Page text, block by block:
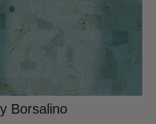
Borsalino